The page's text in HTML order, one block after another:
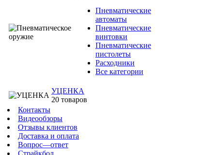
Пневматические
автоматы
Пневматические
винтовки
Пневматические
пистолеты
Расходники
Все категории
УЦЕНКА
20 товаров
Контакты
Видеообзоры
Отзывы клиентов
Доставка и оплата
Вопрос—ответ
Страйкбол